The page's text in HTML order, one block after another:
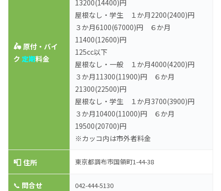
🛵原付・バイ
ク定期料金
13200(14400)円
屋根なし・学生 １か月2200(2400)円
３か月6100(67000)円 ６か月
11400(12600)円
125cc以下
屋根なし・一般 １か月4000(4200)円
３か月11300(11900)円 ６か月
21300(22500)円
屋根なし・学生 １か月3700(3900)円
３か月10400(11000)円 ６か月
19500(20700)円
※カッコ内は市外者料金
📮住所 東京都調布市国領町1-44-38
📞 問合せ 042-444-5130